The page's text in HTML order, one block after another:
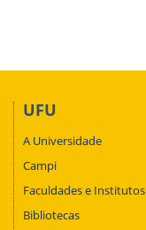
UFU
A Universidade
Campi
Faculdades e Institutos
Bibliotecas